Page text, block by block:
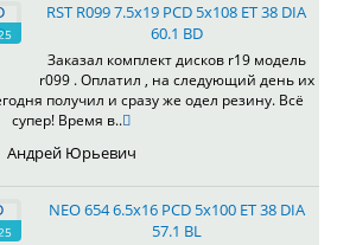
RST R099 7.5x19 PCD 5x108 ET 38 DIA
60.1 BD
Заказал комплект дисков r19 модель
r099 . Оплатил , на следующий день их
получил и сразу же одел резину. Всё
супер! Время в..
Андрей Юрьевич
NEO 654 6.5x16 PCD 5x100 ET 38 DIA
57.1 BL